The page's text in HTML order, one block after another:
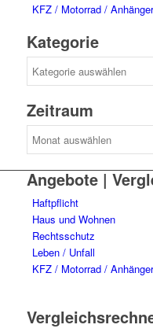
KFZ / Motorrad /
Kategorie
Zeitraum
Angebote |
Haftpflicht
Haus und Wohnen
Rechtsschutz
Leben / Unfall
KFZ / Motorrad /